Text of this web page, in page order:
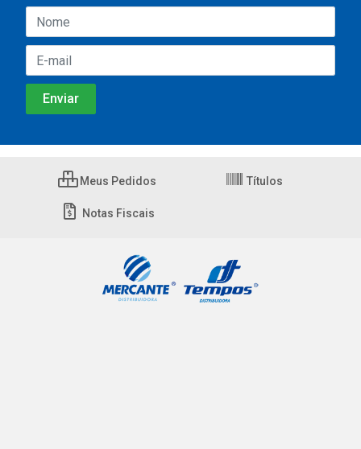
Meus Pedidos Títulos
Notas Fiscais